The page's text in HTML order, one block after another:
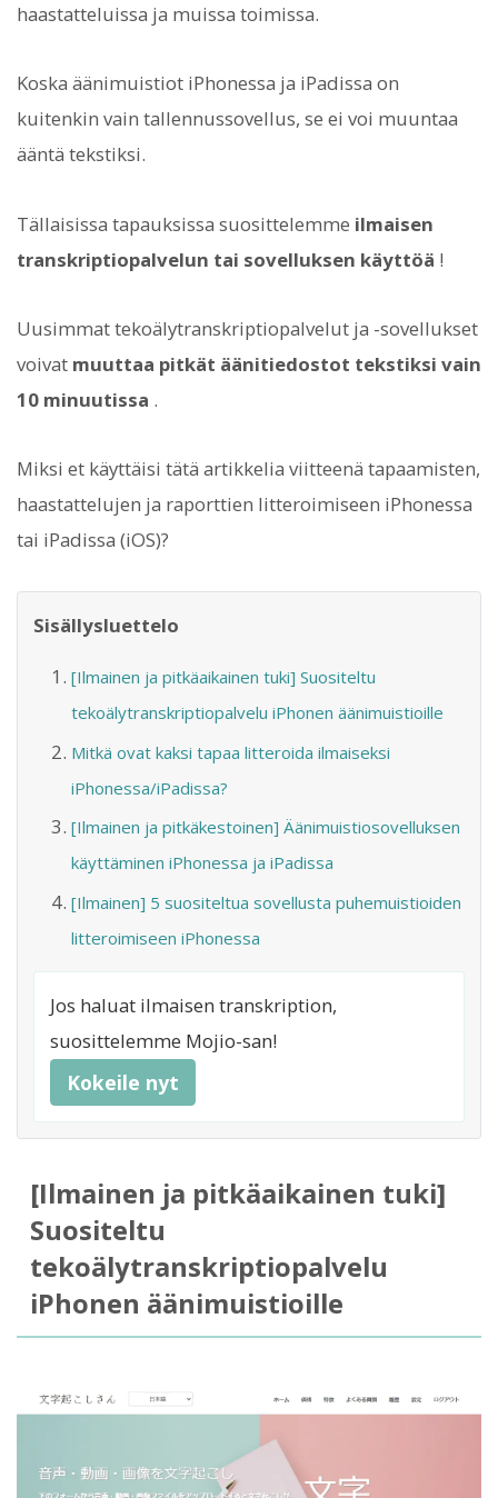
haastatteluissa ja muissa toimissa.
Koska äänimuistiot iPhonessa ja iPadissa on
kuitenkin vain tallennussovellus, se ei voi muuntaa
ääntä tekstiksi.
Tällaisissa tapauksissa suosittelemme ilmaisen
transkriptiopalvelun tai sovelluksen käyttöä !
Uusimmat tekoälytranskriptiopalvelut ja -sovellukset
voivat muuttaa pitkät äänitiedostot tekstiksi vain
10 minuutissa .
Miksi et käyttäisi tätä artikkelia viitteenä tapaamisten,
haastattelujen ja raporttien litteroimiseen iPhonessa
tai iPadissa (iOS)?
Sisällysluettelo
[Ilmainen ja pitkäaikainen tuki] Suositeltu
tekoälytranskriptiopalvelu iPhonen äänimuistioille
Mitkä ovat kaksi tapaa litteroida ilmaiseksi
iPhonessa/iPadissa?
[Ilmainen ja pitkäkestoinen] Äänimuistiosovelluksen
käyttäminen iPhonessa ja iPadissa
[Ilmainen] 5 suositeltua sovellusta puhemuistioiden
litteroimiseen iPhonessa
Jos haluat ilmaisen transkription,
suosittelemme Mojio-san!
Kokeile nyt
[Ilmainen ja pitkäaikainen tuki]
Suositeltu
tekoälytranskriptiopalvelu
iPhonen äänimuistioille